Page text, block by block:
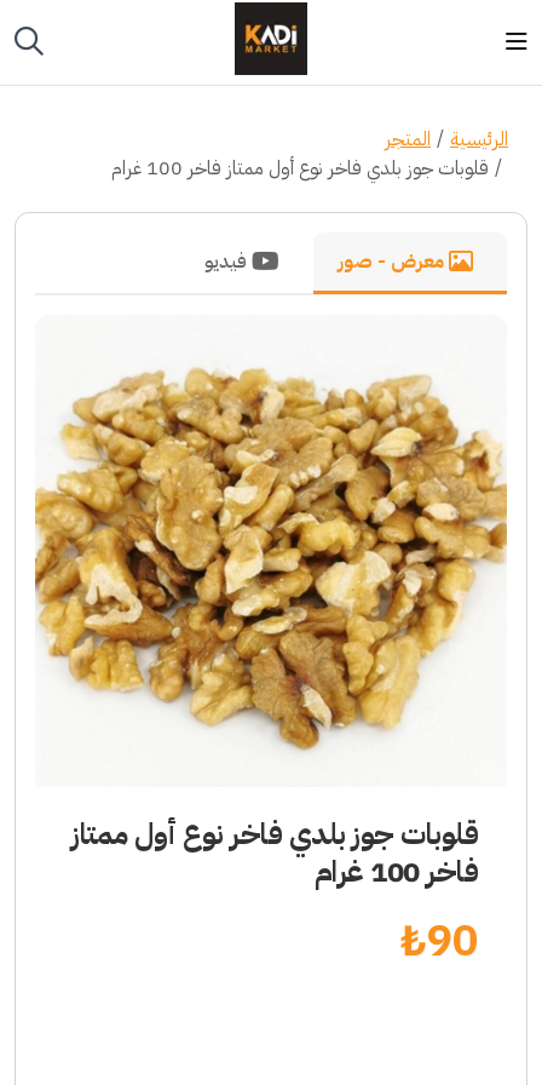
الرئيسية
المتجر
قلوبات جوز بلدي فاخر نوع أول ممتاز فاخر 100 غرام
معرض - صور فيديو
قلوبات جوز بلدي فاخر نوع أول ممتاز
فاخر 100 غرام
90
₺